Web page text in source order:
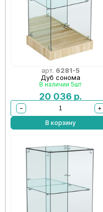
арт. 6281-5
Дуб сонома
В наличии 5шт
20 036 р.
−
+
В корзину